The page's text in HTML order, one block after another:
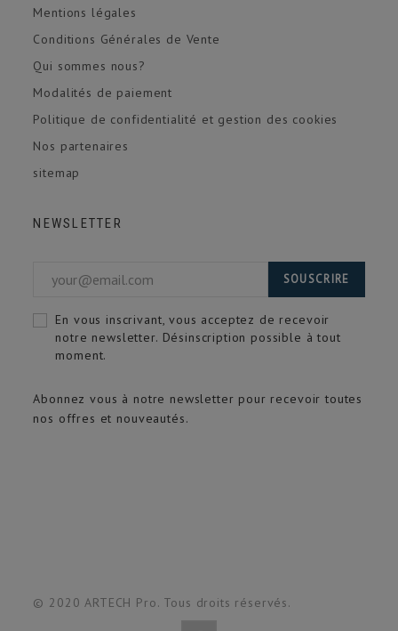
Mentions légales
Conditions Générales de Vente
Qui sommes nous?
Modalités de paiement
Politique de confidentialité et gestion des cookies
Nos partenaires
sitemap
NEWSLETTER
Abonnez vous à notre newsletter pour recevoir toutes
nos offres et nouveautés.
SOUSCRIRE
En vous inscrivant, vous acceptez de recevoir
notre newsletter. Désinscription possible à tout
moment.
© 2020 ARTECH Pro. Tous droits réservés.